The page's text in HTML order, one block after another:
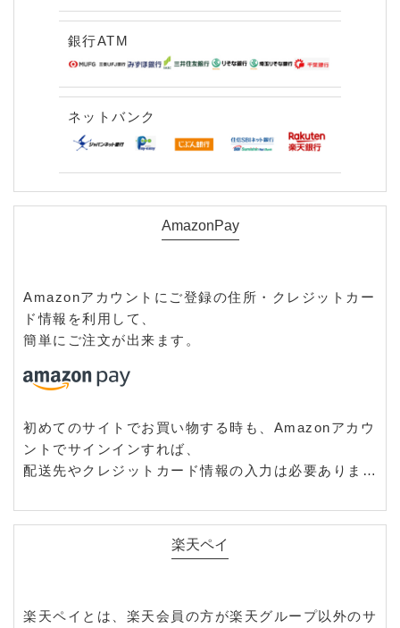
銀行ATM
ネットバンク
AmazonPay
Amazonアカウントにご登録の住所・クレジットカー
ド情報を利用して、
簡単にご注文が出来ます。
初めてのサイトでお買い物する時も、Amazonアカウ
ントでサインインすれば、
配送先やクレジットカード情報の入力は必要ありませ
お客様は情報入力の手間が省け、簡単・安全にお買い
楽天ペイ
楽天ペイとは、楽天会員の方が楽天グループ以外のサ